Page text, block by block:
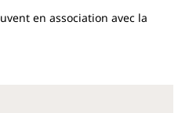
en association avec la